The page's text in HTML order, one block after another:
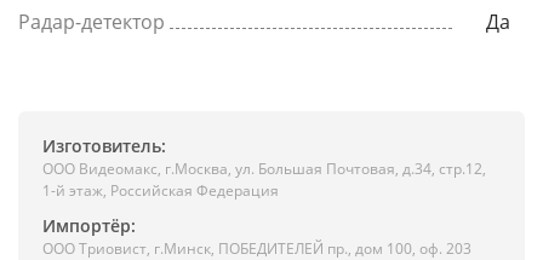
Радар-детектор
Да
Изготовитель:
ООО Видеомакс, г.Москва, ул. Большая Почтовая, д.34, стр.12,
1-й этаж, Российская Федерация
Импортёр:
ООО Триовист, г.Минск, ПОБЕДИТЕЛЕЙ пр., дом 100, оф. 203